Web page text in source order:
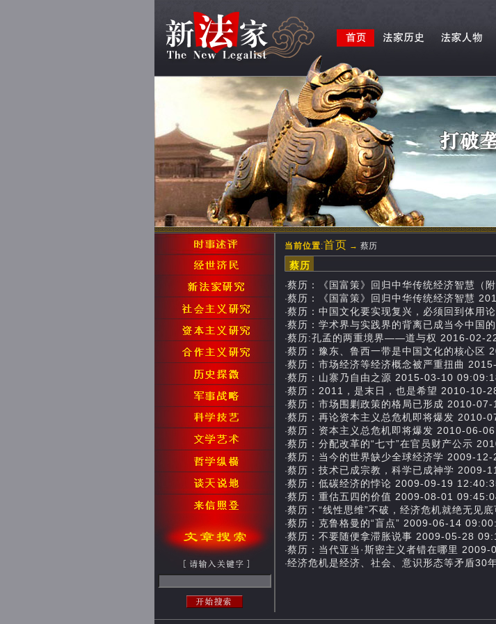
当前位置:首页 → 蔡历
蔡历
·蔡历：《国富策》回归中华传统经济智慧（
·蔡历：《国富策》回归中华传统经济智慧
·蔡历：中国文化要实现复兴，必须回到体用
·蔡历：学术界与实践界的背离已成当今中
·蔡历:孔孟的两重境界——道与权 2016-02-
·蔡历：豫东、鲁西一带是中国文化的核心区
·蔡历：市场经济等经济概念被严重扭曲
·蔡历：山寨乃自由之源 2015-03-10
·蔡历：2011，是末日，也是希望 2010-10-
·蔡历：市场围剿政策的格局已形成 2010-
·蔡历：再论资本主义总危机即将爆发 2010-
·蔡历：资本主义总危机即将爆发 2010-06-
·蔡历：分配改革的“七寸”在官员财产公示
·蔡历：当今的世界缺少全球经济学 2009-
·蔡历：技术已成宗教，科学已成神学 2009-
·蔡历：低碳经济的悖论 2009-09-19
·蔡历：重估五四的价值 2009-08-01
·蔡历：“线性思维”不破，经济危机就绝无见
·蔡历：克鲁格曼的“盲点” 2009-06-14
·蔡历：不要随便拿滞胀说事 2009-05-28
·蔡历：当代亚当·斯密主义者错在哪里
·经济危机是经济、社会、意识形态等矛盾